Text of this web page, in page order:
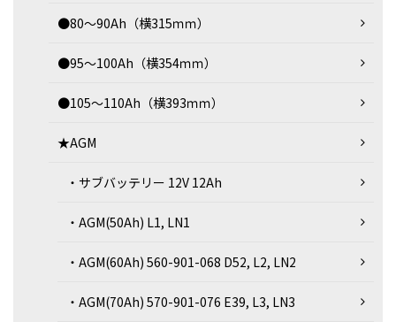
●80～90Ah（横315ｍｍ）
●95～100Ah（横354ｍｍ）
●105～110Ah（横393ｍｍ）
★AGM
・サブバッテリー 12V 12Ah
・AGM(50Ah) L1, LN1
・AGM(60Ah) 560-901-068 D52, L2, LN2
・AGM(70Ah) 570-901-076 E39, L3, LN3